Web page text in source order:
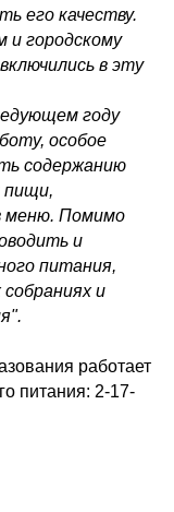
его качеству.
и городскому
в эту
году
особое
содержанию
пищи,
меню. Помимо
и
питания,
и
работает
питания: 2-17-